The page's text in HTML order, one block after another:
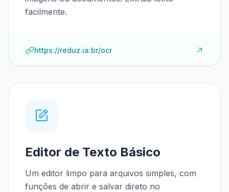
facilmente.
https://reduz.ia.br/ocr
Editor de Texto Básico
Um editor limpo para arquivos simples, com
funções de abrir e salvar direto no